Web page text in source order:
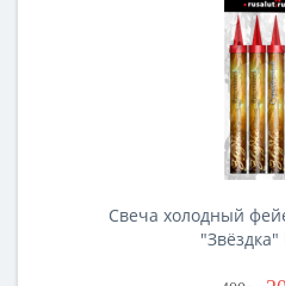
Свеча холодный
"Звёздка"